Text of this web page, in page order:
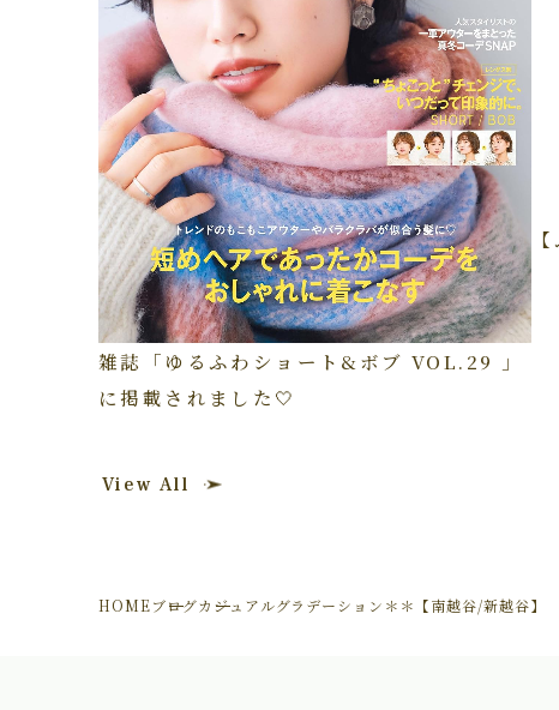
雑誌「ゆるふわショート&ボブ VOL.29 」
に掲載されました🤍
View All
HOMEブログカジュアルグラデーション＊＊【南越谷/新越谷】